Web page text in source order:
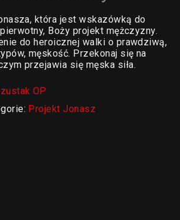
która jest wskazówką do
Boży projekt mężczyzny.
do heroicznej walki o prawdziwą,
męskość. Przekonaj się na
przejawia się męska siła.
OP
Projekt Jonasz